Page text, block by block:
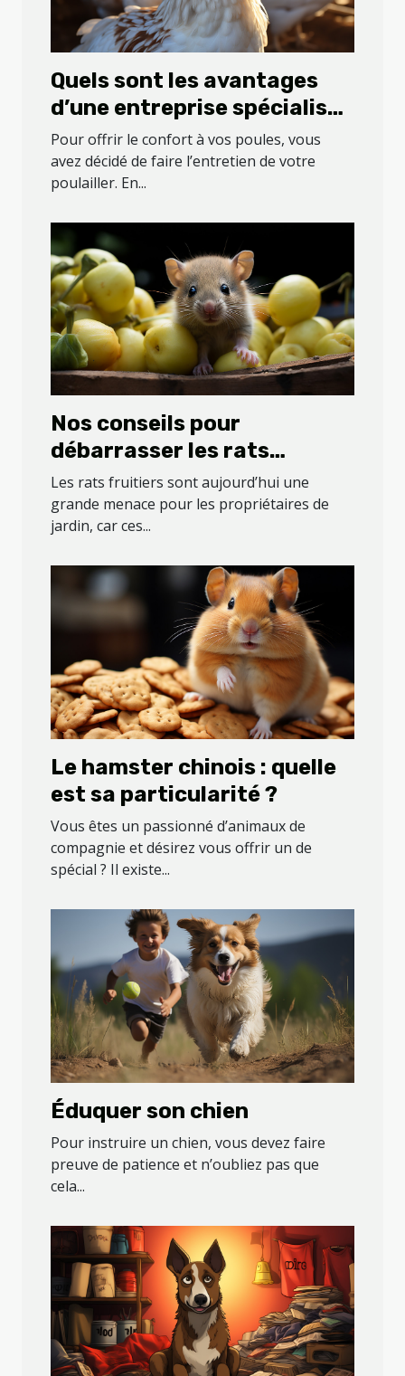
Quels sont les avantages
d’une entreprise spécialisée
dans l’entretien de votre
poulailler ?
Pour offrir le confort à vos poules, vous
avez décidé de faire l’entretien de votre
poulailler. En...
Nos conseils pour
débarrasser les rats
fruitiers de votre jardin
Les rats fruitiers sont aujourd’hui une
grande menace pour les propriétaires de
jardin, car ces...
Le hamster chinois : quelle
est sa particularité ?
Vous êtes un passionné d’animaux de
compagnie et désirez vous offrir un de
spécial ? Il existe...
Éduquer son chien
Pour instruire un chien, vous devez faire
preuve de patience et n’oubliez pas que
cela...